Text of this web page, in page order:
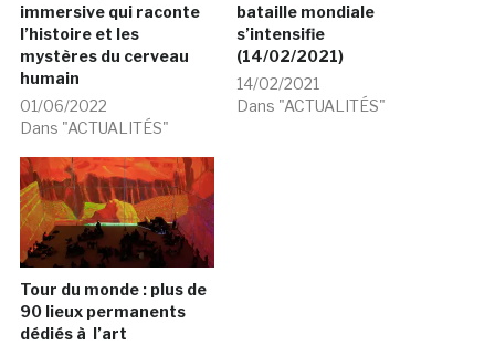
immersive qui raconte
l’histoire et les
mystères du cerveau
humain
01/06/2022
Dans "ACTUALITÉS"
bataille mondiale
s’intensifie
(14/02/2021)
14/02/2021
Dans "ACTUALITÉS"
Tour du monde : plus de
90 lieux permanents
dédiés à l’art